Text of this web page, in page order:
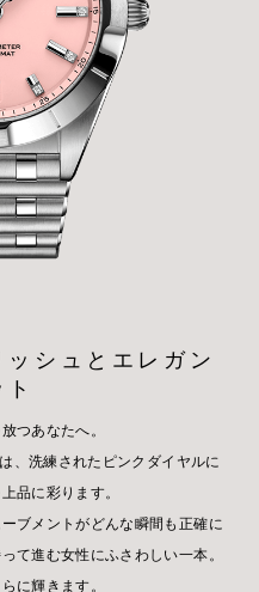
シュとエレガン
つあなたへ。
、洗練されたピンクダイヤルに
品に彩ります。
ブメントがどんな瞬間も正確に
て進む女性にふさわしい一本。
に輝きます。